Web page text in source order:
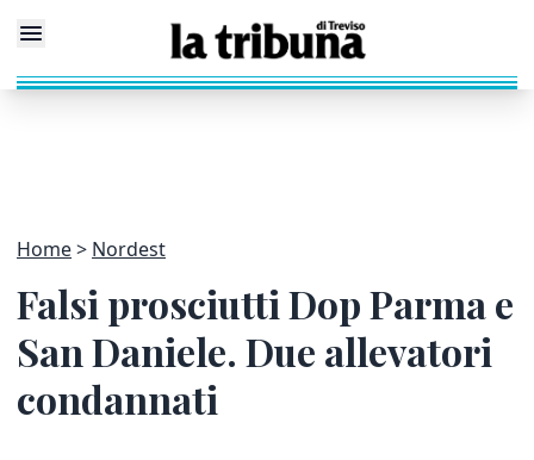
Home Nordest
Falsi prosciutti Dop Parma e
San Daniele. Due allevatori
condannati